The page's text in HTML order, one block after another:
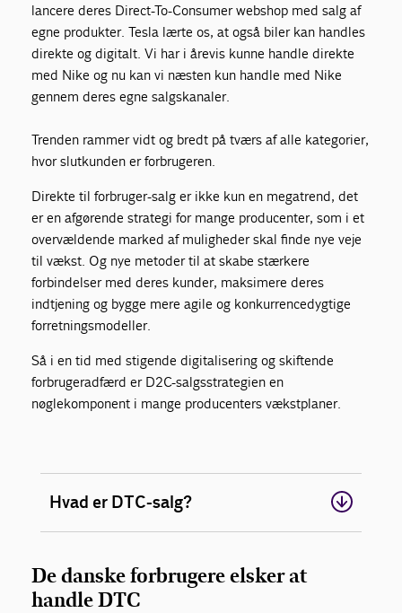
lancere deres Direct-To-Consumer webshop med salg af
egne produkter. Tesla lærte os, at også biler kan handles
direkte og digitalt. Vi har i årevis kunne handle direkte
med Nike og nu kan vi næsten kun handle med Nike
gennem deres egne salgskanaler.
Trenden rammer vidt og bredt på tværs af alle kategorier,
hvor slutkunden er forbrugeren.
Direkte til forbruger-salg er ikke kun en megatrend, det
er en afgørende strategi for mange producenter, som i et
overvældende marked af muligheder skal finde nye veje
til vækst. Og nye metoder til at skabe stærkere
forbindelser med deres kunder, maksimere deres
indtjening og bygge mere agile og konkurrencedygtige
forretningsmodeller.
Så i en tid med stigende digitalisering og skiftende
forbrugeradfærd er D2C-salgsstrategien en
nøglekomponent i mange producenters vækstplaner.
Hvad er DTC-salg?
De danske forbrugere elsker at
handle DTC